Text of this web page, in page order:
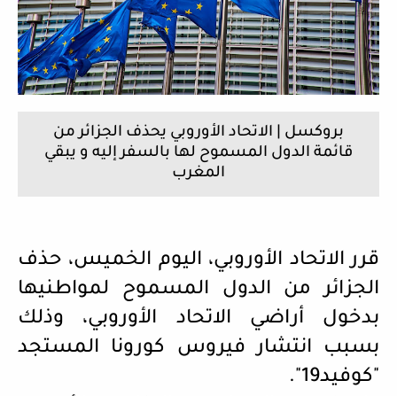
بروكسل | الاتحاد الأوروبي يحذف الجزائر من
قائمة الدول المسموح لها بالسفر إليه و يبقي
المغرب
قرر الاتحاد الأوروبي، اليوم الخميس، حذف
الجزائر من الدول المسموح لمواطنيها
بدخول أراضي الاتحاد الأوروبي، وذلك
بسبب انتشار فيروس كورونا المستجد
"كوفيد19".